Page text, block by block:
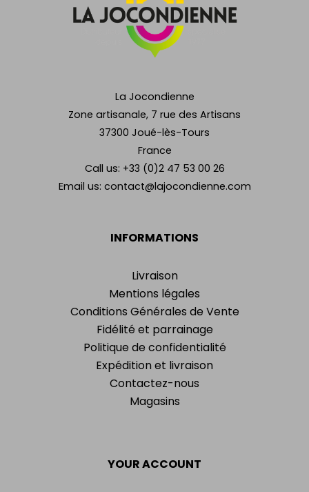
INFORMATIONS
Livraison
Mentions légales
Conditions Générales de Vente
Fidélité et parrainage
Politique de confidentialité
Expédition et livraison
Contactez-nous
Magasins
YOUR ACCOUNT
La Jocondienne
Zone artisanale, 7 rue des Artisans
37300 Joué-lès-Tours
France
Call us: +33 (0)2 47 53 00 26
Email us: contact@lajocondienne.com